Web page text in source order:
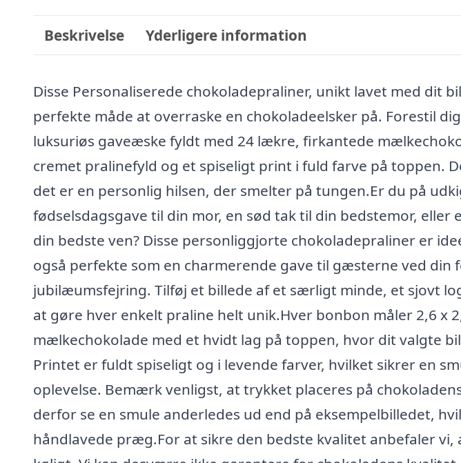
Beskrivelse Yderligere information
Disse Personaliserede chokoladepraliner, unikt lavet med dit
perfekte måde at overraske en chokoladeelsker på. Forestil
luksuriøs gaveæske fyldt med 24 lækre, firkantede
cremet pralinefyld og et spiseligt print i fuld farve på toppen.
det er en personlig hilsen, der smelter på tungen.Er du på
fødselsdagsgave til din mor, en sød tak til din bedstemor,
din bedste ven? Disse personliggjorte chokoladepraliner er
også perfekte som en charmerende gave til gæsterne ved din
jubilæumsfejring. Tilføj et billede af et særligt minde, et sjovt
at gøre hver enkelt praline helt unik.Hver bonbon måler 2,6 x
mælkechokolade med et hvidt lag på toppen, hvor dit valgte
Printet er fuldt spiseligt og i levende farver, hvilket sikrer en
oplevelse. Bemærk venligst, at trykket placeres på
derfor se en smule anderledes ud end på eksempelbilledet,
håndlavede præg.For at sikre den bedste kvalitet anbefaler vi,